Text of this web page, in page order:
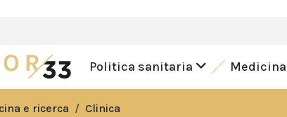
Politica sanitaria
e ricerca Clinica